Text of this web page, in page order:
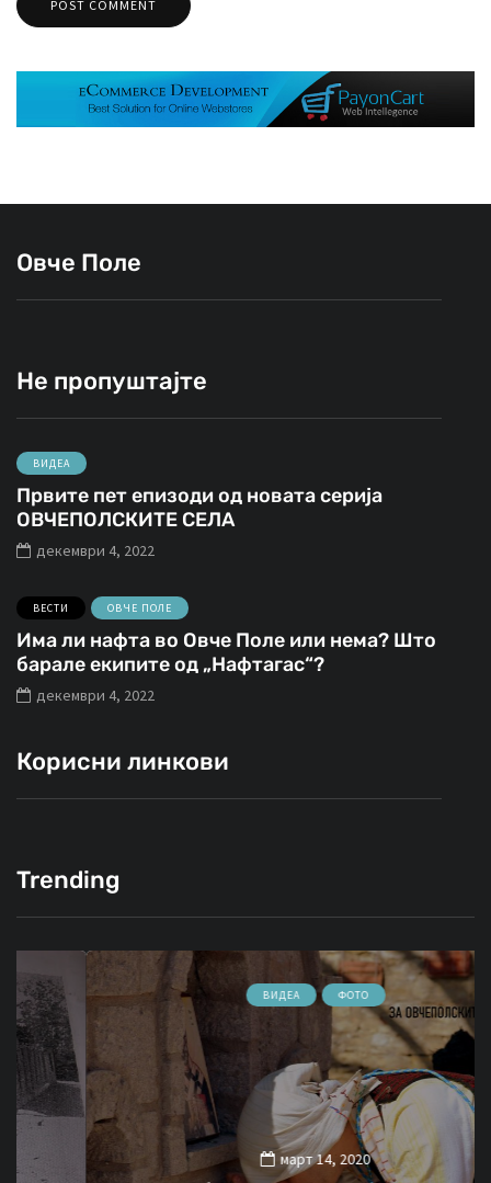
Овче Поле
Не пропуштајте
ВИДЕА
Првите пет епизоди од новата серија
ОВЧЕПОЛСКИТЕ СЕЛА
декември 4, 2022
ВЕСТИ ОВЧЕ ПОЛЕ
Има ли нафта во Овче Поле или нема? Што
барале екипите од „Нафтагас“?
декември 4, 2022
Корисни линкови
Trending
ФОТО
март 14, 2020